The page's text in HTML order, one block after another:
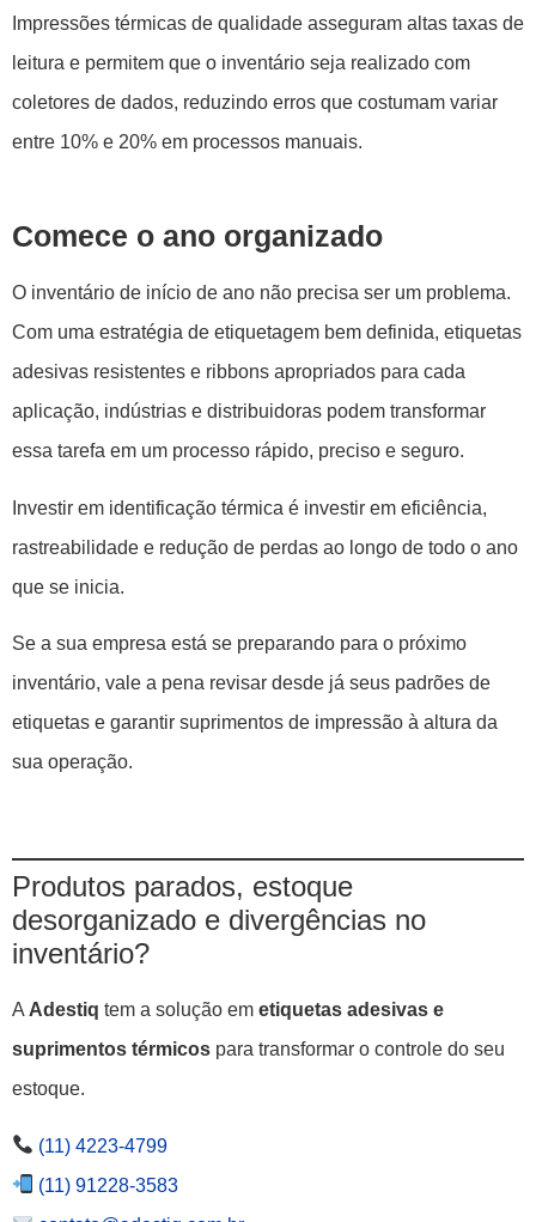
Impressões térmicas de qualidade asseguram altas taxas de
leitura e permitem que o inventário seja realizado com
coletores de dados, reduzindo erros que costumam variar
entre 10% e 20% em processos manuais.
Comece o ano organizado
O inventário de início de ano não precisa ser um problema.
Com uma estratégia de etiquetagem bem definida, etiquetas
adesivas resistentes e ribbons apropriados para cada
aplicação, indústrias e distribuidoras podem transformar
essa tarefa em um processo rápido, preciso e seguro.
Investir em identificação térmica é investir em eficiência,
rastreabilidade e redução de perdas ao longo de todo o ano
que se inicia.
Se a sua empresa está se preparando para o próximo
inventário, vale a pena revisar desde já seus padrões de
etiquetas e garantir suprimentos de impressão à altura da
sua operação.
Produtos parados, estoque
desorganizado e divergências no
inventário?
A Adestiq tem a solução em etiquetas adesivas e
suprimentos térmicos para transformar o controle do seu
estoque.
(11) 4223-4799
(11) 91228-3583